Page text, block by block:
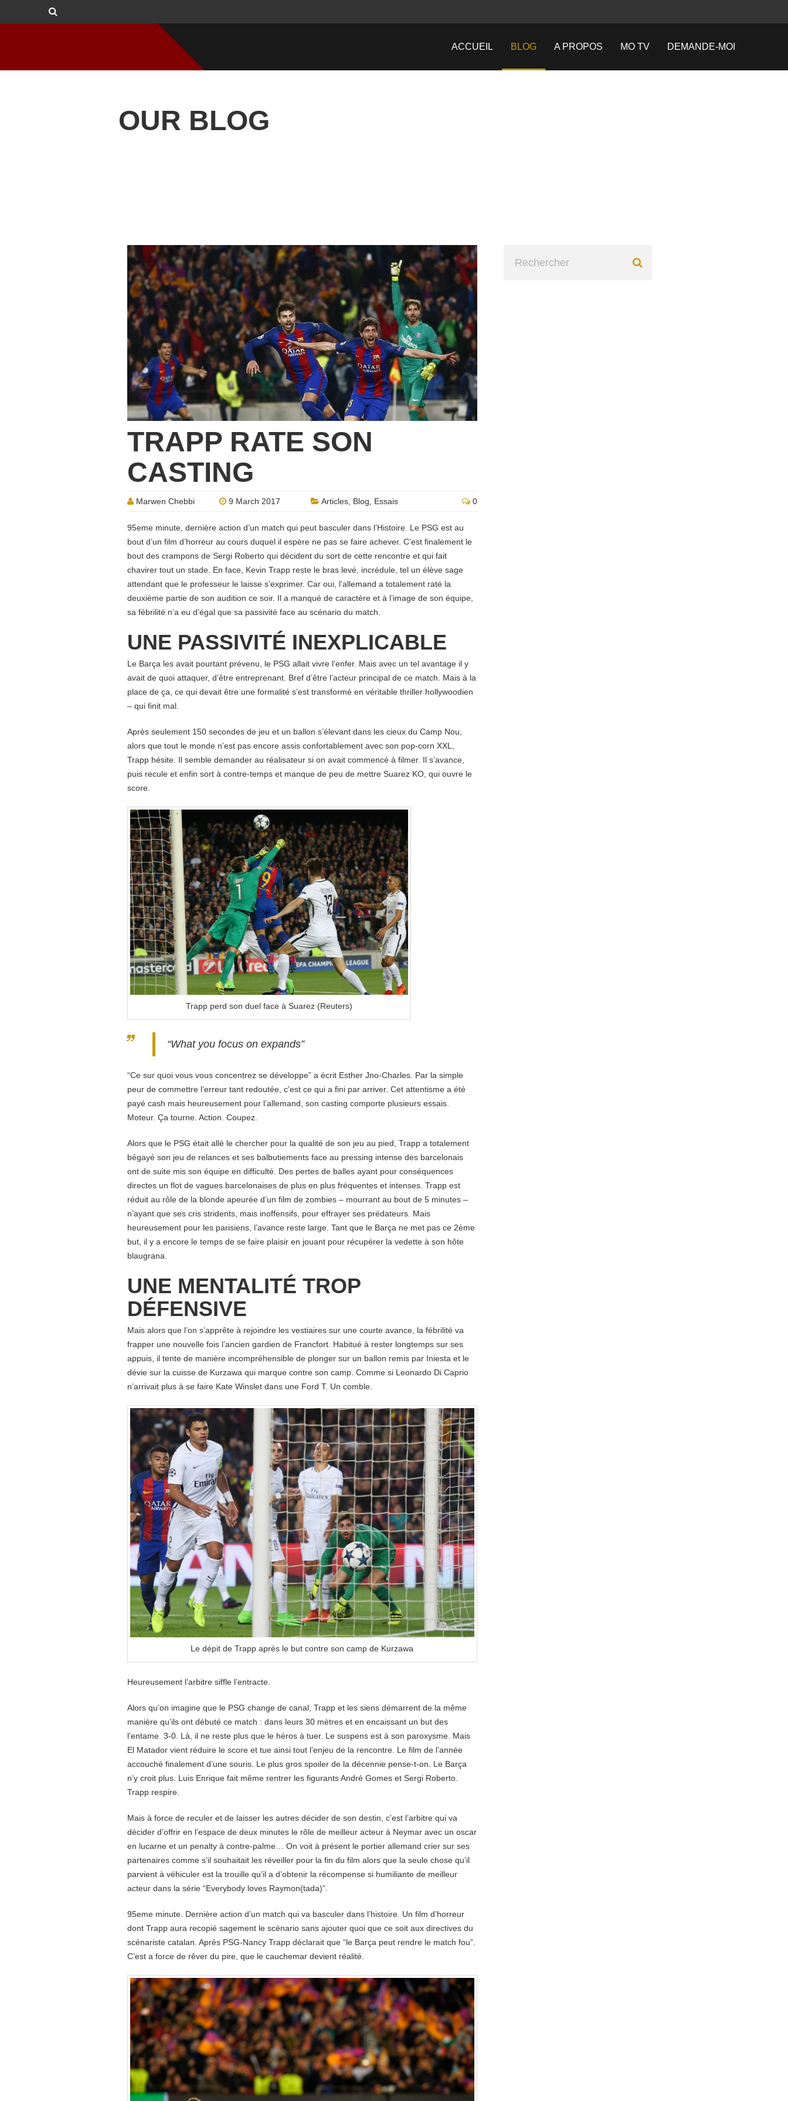
ACCUEIL BLOG A PROPOS MO TV DEMANDE-MOI
OUR BLOG
TRAPP RATE SON
CASTING
Marwen Chebbi 9 March 2017 Articles Blog Essais 0
95eme minute, dernière action d’un match qui peut basculer dans l’Histoire. Le PSG est au
bout d’un film d’horreur au cours duquel il espère ne pas se faire achever. C’est finalement le
bout des crampons de Sergi Roberto qui décident du sort de cette rencontre et qui fait
chavirer tout un stade. En face, Kevin Trapp reste le bras levé, incrédule, tel un élève sage
attendant que le professeur le laisse s’exprimer. Car oui, l’allemand a totalement raté la
deuxième partie de son audition ce soir. Il a manqué de caractère et à l’image de son équipe,
sa fébrilité n’a eu d’égal que sa passivité face au scénario du match.
UNE PASSIVITÉ INEXPLICABLE
Le Barça les avait pourtant prévenu, le PSG allait vivre l’enfer. Mais avec un tel avantage il y
avait de quoi attaquer, d’être entreprenant. Bref d’être l’acteur principal de ce match. Mais à la
place de ça, ce qui devait être une formalité s’est transformé en véritable thriller hollywoodien
– qui finit mal.
Après seulement 150 secondes de jeu et un ballon s’élevant dans les cieux du Camp Nou,
alors que tout le monde n’est pas encore assis confortablement avec son pop-corn XXL,
Trapp hésite. Il semble demander au réalisateur si on avait commencé à filmer. Il s’avance,
puis recule et enfin sort à contre-temps et manque de peu de mettre Suarez KO, qui ouvre le
score.
Trapp perd son duel face à Suarez (Reuters)
“What you focus on expands”
“Ce sur quoi vous vous concentrez se développe” a écrit Esther Jno-Charles. Par la simple
peur de commettre l’erreur tant redoutée, c’est ce qui a fini par arriver. Cet attentisme a été
payé cash mais heureusement pour l’allemand, son casting comporte plusieurs essais.
Moteur. Ça tourne. Action. Coupez.
Alors que le PSG était allé le chercher pour la qualité de son jeu au pied, Trapp a totalement
bégayé son jeu de relances et ses balbutiements face au pressing intense des barcelonais
ont de suite mis son équipe en difficulté. Des pertes de balles ayant pour conséquences
directes un flot de vagues barcelonaises de plus en plus fréquentes et intenses. Trapp est
réduit au rôle de la blonde apeurée d’un film de zombies – mourrant au bout de 5 minutes –
n’ayant que ses cris stridents, mais inoffensifs, pour effrayer ses prédateurs. Mais
heureusement pour les parisiens, l’avance reste large. Tant que le Barça ne met pas ce 2ème
but, il y a encore le temps de se faire plaisir en jouant pour récupérer la vedette à son hôte
blaugrana.
UNE MENTALITÉ TROP
DÉFENSIVE
Mais alors que l’on s’apprête à rejoindre les vestiaires sur une courte avance, la fébrilité va
frapper une nouvelle fois l’ancien gardien de Francfort. Habitué à rester longtemps sur ses
appuis, il tente de manière incompréhensible de plonger sur un ballon remis par Iniesta et le
dévie sur la cuisse de Kurzawa qui marque contre son camp. Comme si Leonardo Di Caprio
n’arrivait plus à se faire Kate Winslet dans une Ford T. Un comble.
Le dépit de Trapp après le but contre son camp de Kurzawa
Heureusement l’arbitre siffle l’entracte.
Alors qu’on imagine que le PSG change de canal, Trapp et les siens démarrent de la même
manière qu’ils ont débuté ce match : dans leurs 30 mètres et en encaissant un but des
l’entame. 3-0. Là, il ne reste plus que le héros à tuer. Le suspens est à son paroxysme. Mais
El Matador vient réduire le score et tue ainsi tout l’enjeu de la rencontre. Le film de l’année
accouché finalement d’une souris. Le plus gros spoiler de la décennie pense-t-on. Le Barça
n’y croit plus. Luis Enrique fait même rentrer les figurants André Gomes et Sergi Roberto.
Trapp respire.
Mais à force de reculer et de laisser les autres décider de son destin, c’est l’arbitre qui va
décider d’offrir en l’espace de deux minutes le rôle de meilleur acteur à Neymar avec un oscar
en lucarne et un penalty à contre-palme… On voit à présent le portier allemand crier sur ses
partenaires comme s’il souhaitait les réveiller pour la fin du film alors que la seule chose qu’il
parvient à véhiculer est la trouille qu’il a d’obtenir la récompense si humiliante de meilleur
acteur dans la série “Everybody loves Raymon(tada)”.
95eme minute. Dernière action d’un match qui va basculer dans l’histoire. Un film d’horreur
dont Trapp aura recopié sagement le scénario sans ajouter quoi que ce soit aux directives du
scénariste catalan. Après PSG-Nancy Trapp déclarait que “le Barça peut rendre le match fou”.
C’est a force de rêver du pire, que le cauchemar devient réalité.